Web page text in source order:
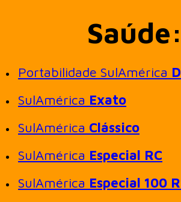
Saúde:
Portabilidade SulAmérica
SulAmérica Exato
SulAmérica Clássico
SulAmérica Especial RC
SulAmérica Especial 100